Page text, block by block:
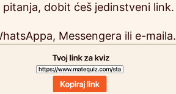
dobit ćeš jedinstveni link.
Messengera ili e-maila.